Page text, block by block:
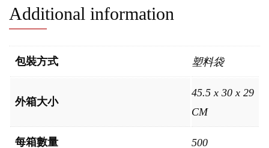
Additional information
包裝方式 塑料袋
外箱大小
45.5 x 30 x 29
CM
每箱數量 500